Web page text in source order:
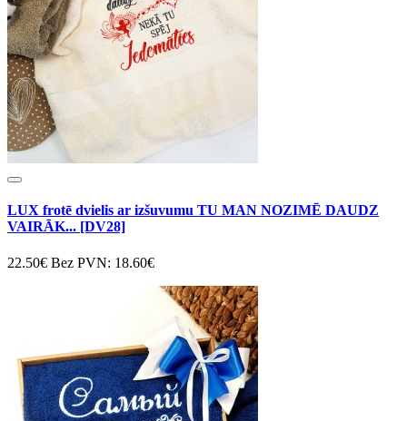
LUX frotē dvielis ar izšuvumu TU MAN NOZIMĒ DAUDZ
VAIRĀK... [DV28]
22.50€ Bez PVN: 18.60€